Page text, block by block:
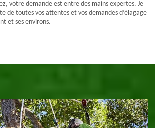
votre demande est entre des mains expertes. Je
de toutes vos attentes et vos demandes d’élagage
et ses environs.